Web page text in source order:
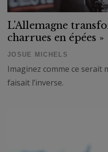
L'Allemagne
charrues en épées »
JOSUE MICHELS
Imaginez comme ce serait
faisait l’inverse.